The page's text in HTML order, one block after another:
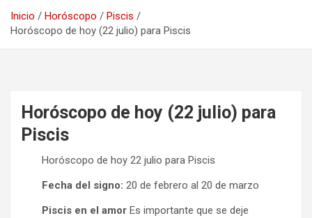
Inicio Horóscopo
Piscis
Horóscopo de hoy (22 julio) para Piscis
Horóscopo de hoy (22 julio) para
Piscis
Horóscopo de hoy 22 julio para Piscis
Fecha del signo: 20 de febrero al 20 de marzo
Piscis en el amor Es importante que se deje